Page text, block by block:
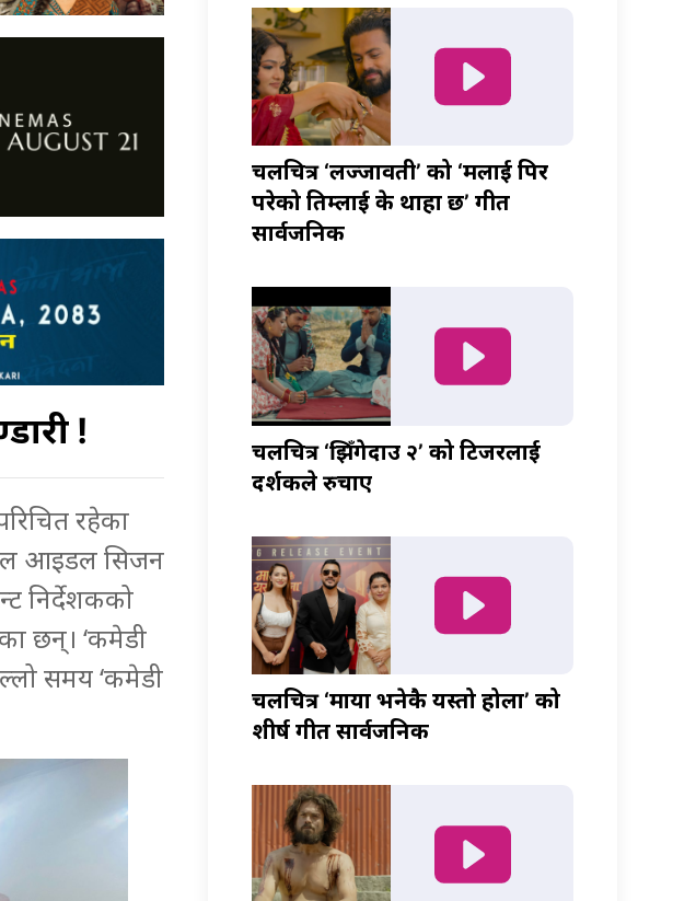
!
रहेका
आइडल सिजन
निर्देशकको
छन्। ‘कमेडी
समय ‘कमेडी
चलचित्र ‘लज्जावती’ को ‘मलाई पिर
परेको तिम्लाई के थाहा छ’ गीत
सार्वजनिक
चलचित्र ‘झिँगेदाउ २’ को टिजरलाई
दर्शकले रुचाए
चलचित्र ‘माया भनेकै यस्तो होला’ को
शीर्ष गीत सार्वजनिक